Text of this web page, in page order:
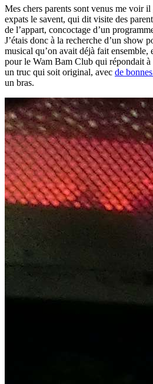
Mes chers parents sont venus me voir
expats le savent, qui dit visite des
de l’appart, concoctage d’un
J’étais donc à la recherche d’un show
musical qu’on avait déjà fait ensemble,
pour le Wam Bam Club qui répondait à
un truc qui soit original, avec de
un bras.